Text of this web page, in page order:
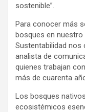
sostenible”.
Para conocer más
bosques en
Sustentabilidad nos
analista de
quienes trabajan
más de cuarenta
Los bosques
ecosistémicos